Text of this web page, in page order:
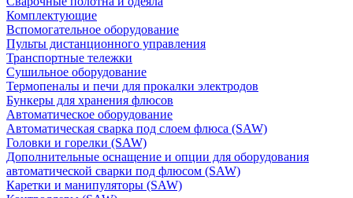
Комплектующие
Вспомогательное оборудование
Пульты дистанционного управления
Транспортные тележки
Сушильное оборудование
Термопеналы и печи для прокалки электродов
Бункеры для хранения флюсов
Автоматическое оборудование
Автоматическая сварка под слоем флюса (SAW)
Головки и горелки (SAW)
Дополнительные оснащение и опции для оборудования
автоматической сварки под флюсом (SAW)
Каретки и манипуляторы (SAW)